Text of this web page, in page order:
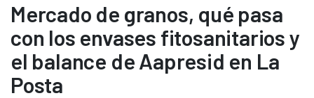
Mercado de granos, qué pasa
con los envases fitosanitarios y
el balance de Aapresid en La
Posta